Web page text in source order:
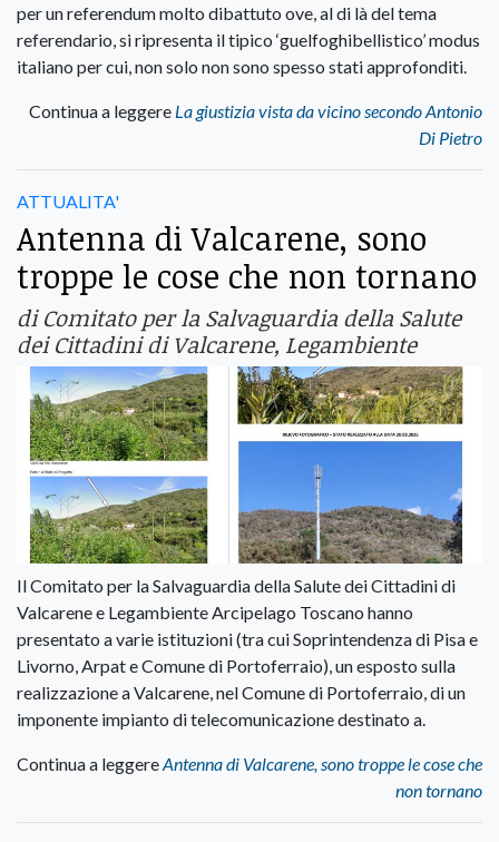
per un referendum molto dibattuto ove, al di là del tema
referendario, si ripresenta il tipico ‘guelfoghibellistico’ modus
italiano per cui, non solo non sono spesso stati approfonditi.
Continua a leggere La giustizia vista da vicino secondo Antonio
Di Pietro
ATTUALITA'
Antenna di Valcarene, sono
troppe le cose che non tornano
di Comitato per la Salvaguardia della Salute
dei Cittadini di Valcarene, Legambiente
Il Comitato per la Salvaguardia della Salute dei Cittadini di
Valcarene e Legambiente Arcipelago Toscano hanno
presentato a varie istituzioni (tra cui Soprintendenza di Pisa e
Livorno, Arpat e Comune di Portoferraio), un esposto sulla
realizzazione a Valcarene, nel Comune di Portoferraio, di un
imponente impianto di telecomunicazione destinato a.
Continua a leggereAntenna di Valcarene, sono troppe le cose che
non tornano